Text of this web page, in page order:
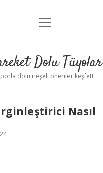
Anasayfa
Yasal Uyarı
menüyü
Dolu Tüyolar
dolu neşeli öneriler keşfet!
Nasıl